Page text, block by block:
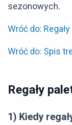
sezonowych.
Wróć do: Regały
Wróć do: Spis
Regały
1) Kiedy